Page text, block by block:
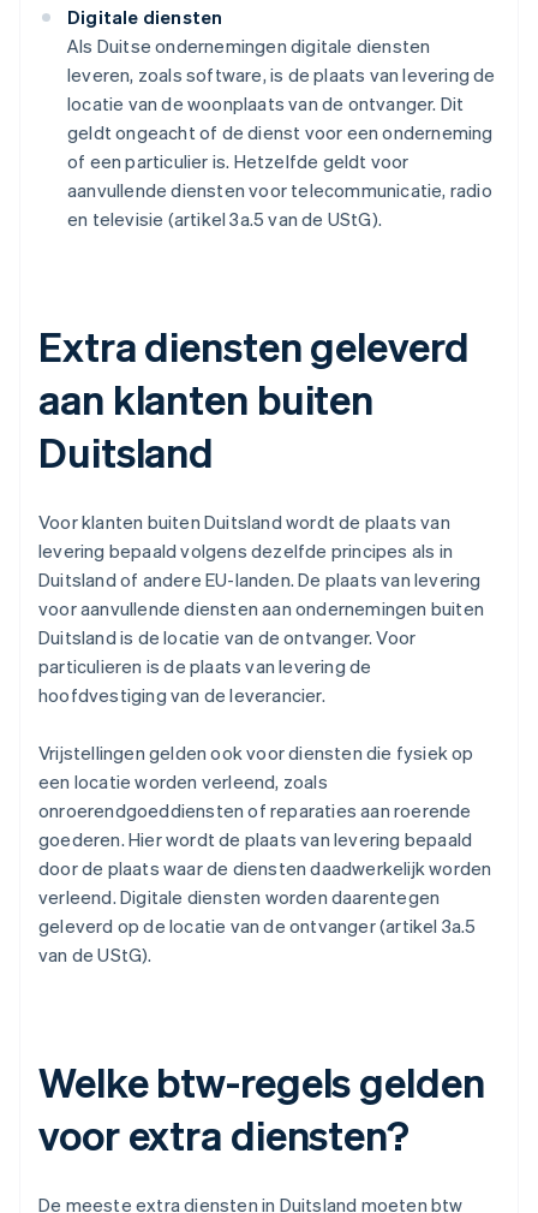
Digitale diensten
Als Duitse ondernemingen digitale diensten
leveren, zoals software, is de plaats van levering de
locatie van de woonplaats van de ontvanger. Dit
geldt ongeacht of de dienst voor een onderneming
of een particulier is. Hetzelfde geldt voor
aanvullende diensten voor telecommunicatie, radio
en televisie (artikel 3a.5 van de UStG).
Extra diensten geleverd
aan klanten buiten
Duitsland
Voor klanten buiten Duitsland wordt de plaats van
levering bepaald volgens dezelfde principes als in
Duitsland of andere EU-landen. De plaats van levering
voor aanvullende diensten aan ondernemingen buiten
Duitsland is de locatie van de ontvanger. Voor
particulieren is de plaats van levering de
hoofdvestiging van de leverancier.
Vrijstellingen gelden ook voor diensten die fysiek op
een locatie worden verleend, zoals
onroerendgoeddiensten of reparaties aan roerende
goederen. Hier wordt de plaats van levering bepaald
door de plaats waar de diensten daadwerkelijk worden
verleend. Digitale diensten worden daarentegen
geleverd op de locatie van de ontvanger (artikel 3a.5
van de UStG).
Welke btw-regels gelden
voor extra diensten?
De meeste extra diensten in Duitsland moeten btw